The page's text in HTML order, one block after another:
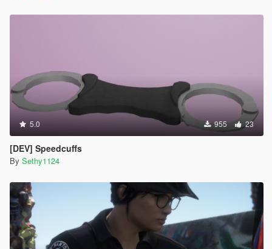
5.0 955 23
[DEV] Speedcuffs
By Sethy1124